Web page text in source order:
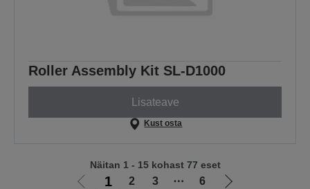
Roller Assembly Kit SL-D1000
Lisateave
Kust osta
1 2 3 ⋯ 6
Näitan 1 - 15 kohast 77 eset